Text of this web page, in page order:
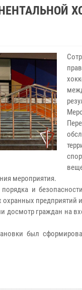
мероприятия.
и
охранных предприятий
досмотр граждан на
был